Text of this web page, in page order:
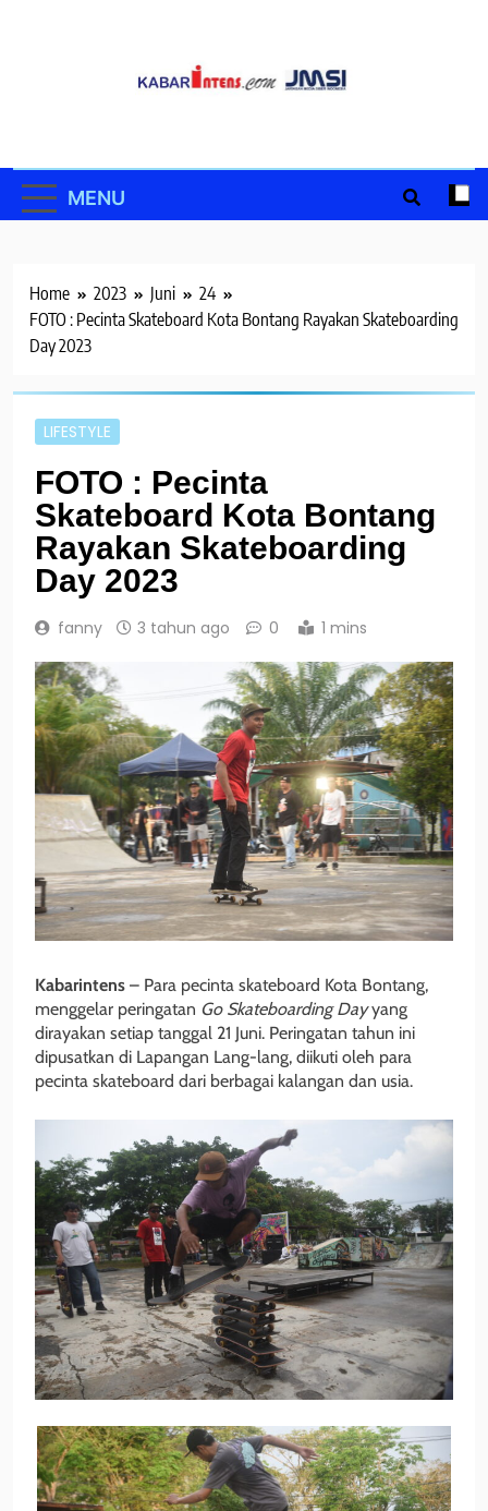
MENU
Home 2023 Juni
24
FOTO : Pecinta Skateboard Kota Bontang Rayakan Skateboarding
Day 2023
LIFESTYLE
FOTO : Pecinta
Skateboard Kota Bontang
Rayakan Skateboarding
Day 2023
fanny 3 tahun ago 0 1 mins
Kabarintens – Para pecinta skateboard Kota Bontang,
menggelar peringatan Go Skateboarding Dayyang
dirayakan setiap tanggal 21 Juni. Peringatan tahun ini
dipusatkan di Lapangan Lang-lang, diikuti oleh para
pecinta skateboard dari berbagai kalangan dan usia.